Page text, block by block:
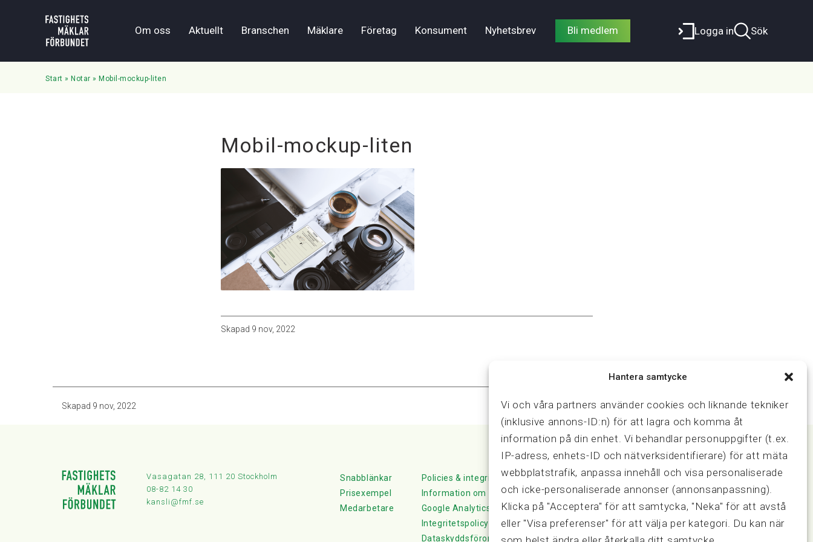
Hantera samtycke
Vi och våra partners använder cookies och liknande tekniker
(inklusive annons-ID:n) för att lagra och komma åt
information på din enhet. Vi behandlar personuppgifter (t.ex.
IP-adress, enhets-ID och nätverksidentifierare) för att mäta
webbplatstrafik, anpassa innehåll och visa personaliserade
och icke-personaliserade annonser (annonsanpassning).
Klicka på "Acceptera" för att samtycka, "Neka" för att avstå
eller "Visa preferenser" för att välja per kategori. Du kan när
Om oss Aktuellt Branschen Mäklare Företag Konsument Nyhetsbrev Bli medlem Logga in Sök
Start » Notar » Mobil-mockup-liten
Mobil-mockup-liten
Skapad 9 nov, 2022
Skapad 9 nov, 2022
Vasagatan 28, 111 20 Stockholm
08-82 14 30
kansli@fmf.se
Snabblänkar
Prisexempel
Medarbetare
Policies & integritet
Information om Cookie-hantering och
Google Analytics
Integritetspolicy
Dataskyddsförordningen
Samarbeten
Press & media
Fastighetsmäklarinspektionen
FRN, Fastighetsmarknadens
reklamationsnämnd